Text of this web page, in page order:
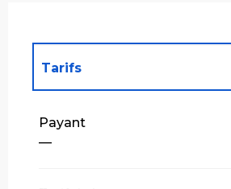
Tarifs
Tarifs 2027
Payant
—